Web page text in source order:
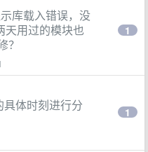
库载入错误，没
天用过的模块也
？
1
体时刻进行分
1